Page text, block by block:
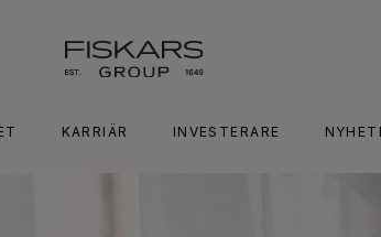
KARRIÄR INVESTERARE